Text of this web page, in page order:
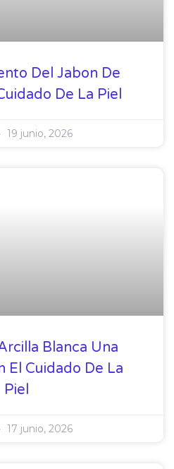
Del Jabon De
De La Piel
19 junio, 2026
Blanca Una
El Cuidado De La
Piel
17 junio, 2026